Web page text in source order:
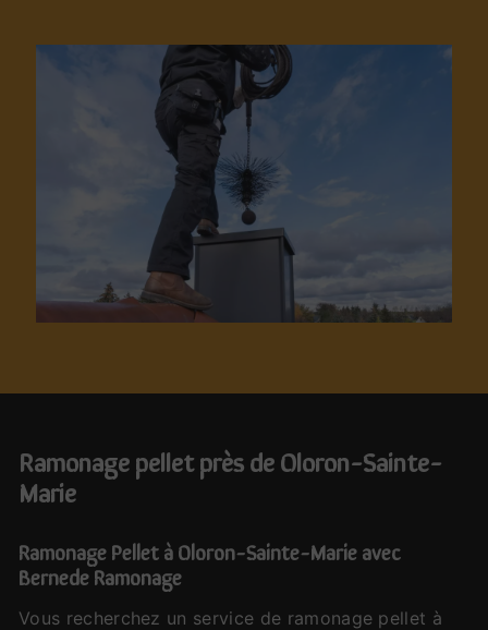
ramonage pellet près de Oloron-Sainte-
Marie
Ramonage Pellet à Oloron-Sainte-Marie avec
Bernede Ramonage
Vous recherchez un service de ramonage pellet à